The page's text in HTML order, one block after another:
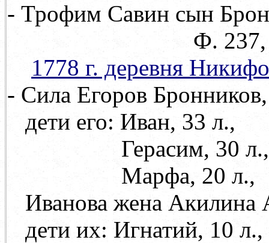
- Трофим Савин сын
Ф. 237, оп. 71,
1778 г. деревня
- Сила Егоров
дети его: Иван, 33 л.,
Герасим, 30 л.,
Марфа, 20 л.,
Иванова жена Акилина
дети их: Игнатий, 10 л.,